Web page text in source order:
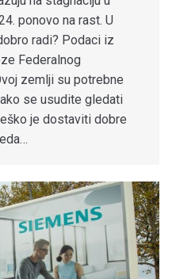
ponovo na rast. U
radi? Podaci iz
Federalnog
zemlji su potrebne
se usudite gledati
je dostaviti dobre